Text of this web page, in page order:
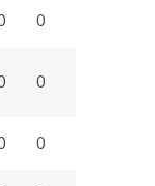
0
0
0